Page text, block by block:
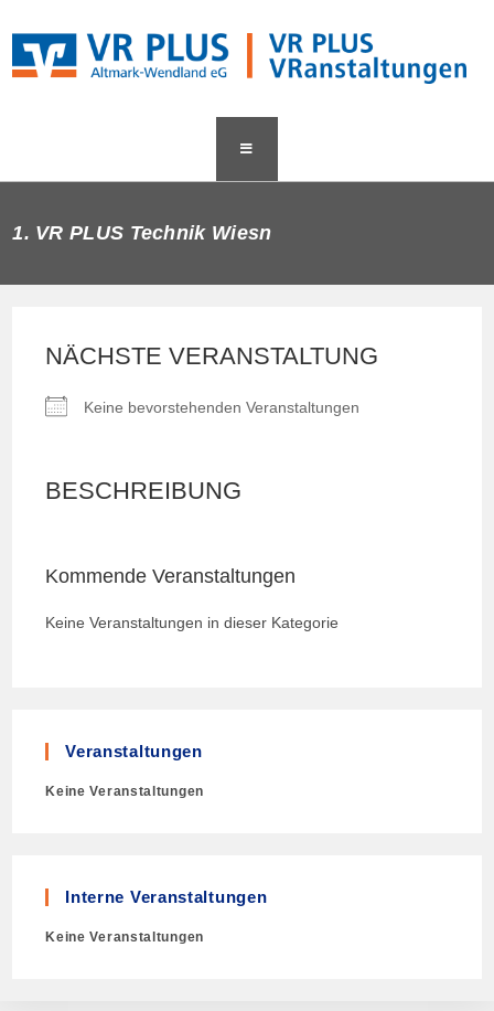
springen
1. VR PLUS Technik Wiesn
NÄCHSTE VERANSTALTUNG
Keine bevorstehenden Veranstaltungen
BESCHREIBUNG
Kommende Veranstaltungen
Keine Veranstaltungen in dieser Kategorie
Veranstaltungen
Keine Veranstaltungen
Interne Veranstaltungen
Keine Veranstaltungen